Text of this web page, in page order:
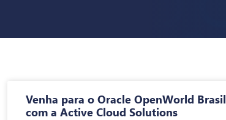
Venha para o Oracle OpenWorld Brasil
com a Active Cloud Solutions